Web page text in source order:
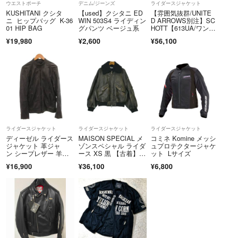
ウエストポーチ
KUSHITANI クシタ
ニ ヒップバッグ K-36
01 HIP BAG
¥19,980
デニム/ジーンズ
【used】クシタニ ED
WIN 503S4 ライディン
グパンツ ベージュ系
¥2,600
ライダースジャケット
【雰囲気抜群/UNITE
D ARROWS別注】SC
HOTT【613UA/ワンス
ジャケット】38 USA
¥56,100
ライダースジャケット
ディーゼル ライダース
ジャケット 革ジャ
ン シープレザー 羊
¥16,900
ライダースジャケット
MAISON SPECIAL メ
ゾンスペシャル ライダ
ース XS 黒 【古着】
¥36,100
ライダースジャケット
コミネ Komine メッシ
ュプロテクタージャケ
ット Lサイズ
¥6,800